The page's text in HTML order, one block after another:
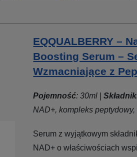
EQQUALBERRY –
Boosting Serum –
Wzmacniające z
Pojemność: 30ml |
NAD+, kompleks
Serum z wyjątkowym
NAD+ o właściwościach